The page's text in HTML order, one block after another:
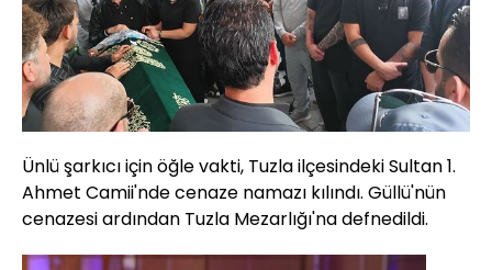
Ünlü şarkıcı için öğle vakti, Tuzla ilçesindeki Sultan 1.
Ahmet Camii'nde cenaze namazı kılındı. Güllü'nün
cenazesi ardından Tuzla Mezarlığı'na defnedildi.